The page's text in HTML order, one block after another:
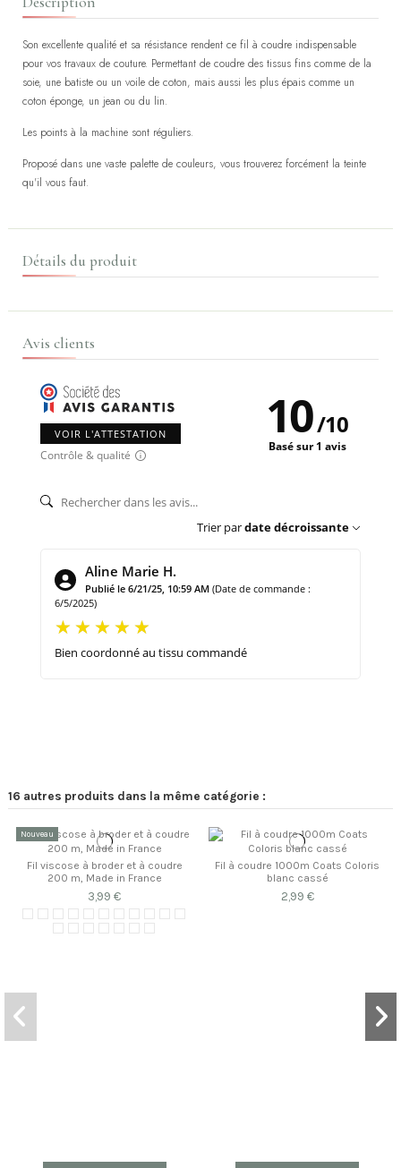
Son excellente qualité et sa résistance rendent ce fil à coudre indispensable
pour vos travaux de couture. Permettant de coudre des tissus fins comme de la
soie, une batiste ou un voile de coton, mais aussi les plus épais comme un
coton éponge, un jean ou du lin.
Les points à la machine sont réguliers.
Proposé dans une vaste palette de couleurs, vous trouverez forcément la teinte
qu'il vous faut.
Détails du produit
Avis clients
VOIR L'ATTESTATION
Contrôle & qualité
10/10
Basé sur 1 avis
Trier pardate décroissante
Aline Marie H.
Publié le 6/21/25, 10:59 AM (Date de commande :
6/5/2025)
Bien coordonné au tissu commandé
16 autres produits dans la même catégorie :
Nouveau
Fil viscose à broder et à coudre
200 m, Made in France
3,99 €
Fil à coudre 1000m Coats Coloris
blanc cassé
2,99 €